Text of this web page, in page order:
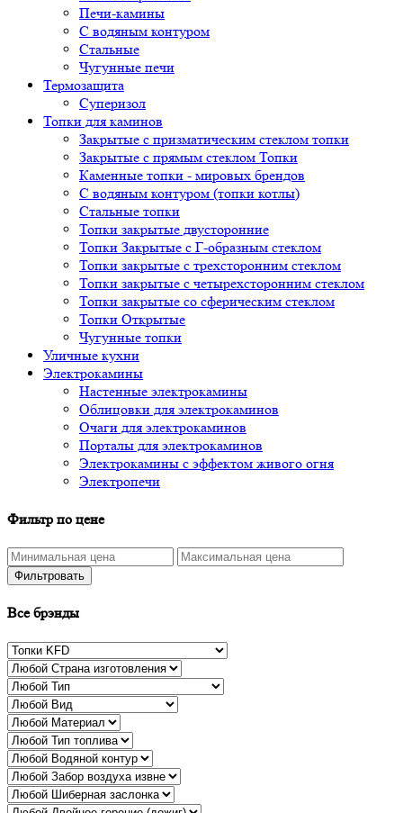
Печи-камины
С водяным контуром
Стальные
Чугунные печи
Термозащита
Суперизол
Топки для каминов
Закрытые с призматическим стеклом топки
Закрытые с прямым стеклом Топки
Каменные топки - мировых брендов
С водяным контуром (топки котлы)
Стальные топки
Топки закрытые двусторонние
Топки Закрытые с Г-образным стеклом
Топки закрытые с трехсторонним стеклом
Топки закрытые с четырехсторонним стеклом
Топки закрытые со сферическим стеклом
Топки Открытые
Чугунные топки
Уличные кухни
Электрокамины
Настенные электрокамины
Облицовки для электрокаминов
Очаги для электрокаминов
Порталы для электрокаминов
Электрокамины с эффектом живого огня
Электропечи
Фильтр по цене
Фильтровать
Все брэнды